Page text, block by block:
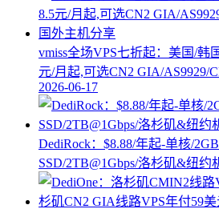
vmiss全场VPS七折起：美国/韩
元/月起,可选CN2 GIA/AS9929/
2026-06-17
DediRock：$8.88/年起-单核/
SSD/2TB@1Gbps/洛杉矶&纽约